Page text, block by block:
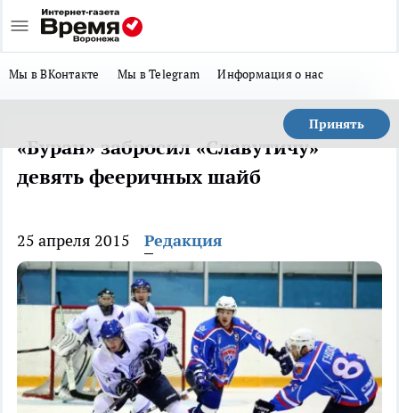
Мы в ВКонтакте Мы в Telegram Информация о нас
Принять
«Буран» забросил «Славутичу»
девять фееричных шайб
25 апреля 2015 Редакция